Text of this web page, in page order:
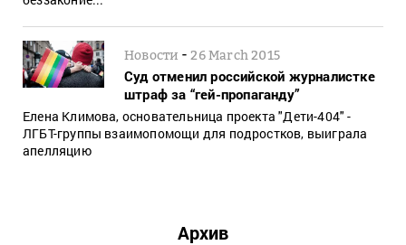
Новости -26 March 2015
Суд отменил российской журналистке
штраф за “гей-пропаганду”
Елена Климова, основательница проекта "Дети-404" -
ЛГБТ-группы взаимопомощи для подростков, выиграла
апелляцию
Архив